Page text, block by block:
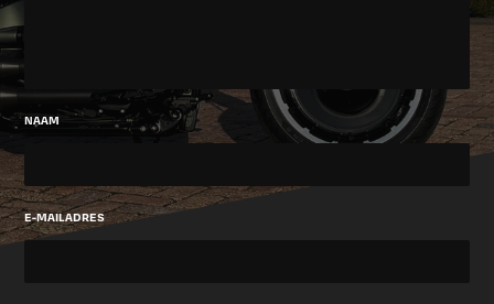
NAAM
E-MAILADRES